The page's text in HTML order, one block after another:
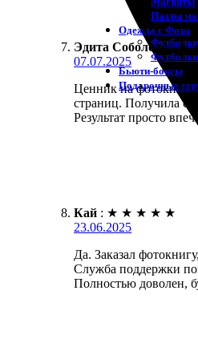
Пазлы
Одежда с Фото
Футболки
Бьюти-боксы
Подарочные
Эдита Соболева : ★
07.07.2025
Ценник на фотокнигу
страниц. Получила
Результат просто
Кай : ★ ★ ★ ★ ★
23.06.2025
Да. Заказал
Служба поддержки
Полностью доволен,